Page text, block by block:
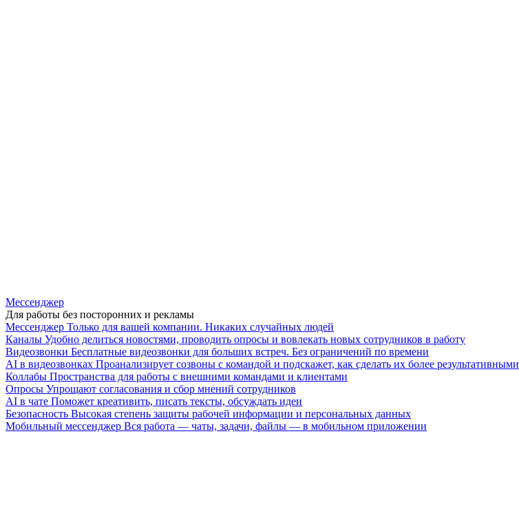
Мессенджер
Для работы без посторонних и рекламы
Мессенджер Только для вашей компании. Никаких случайных людей
Каналы Удобно делиться новостями, проводить опросы и вовлекать новых сотрудников в работу
Видеозвонки Бесплатные видеозвонки для больших встреч. Без ограничений по времени
AI в видеозвонках Проанализирует созвоны с командой и подскажет, как сделать их более результативными
Коллабы Пространства для работы с внешними командами и клиентами
Опросы Упрощают согласования и сбор мнений сотрудников
AI в чате Поможет креативить, писать тексты, обсуждать идеи
Безопасность Высокая степень защиты рабочей информации и персональных данных
Мобильный мессенджер Вся работа — чаты, задачи, файлы — в мобильном приложении